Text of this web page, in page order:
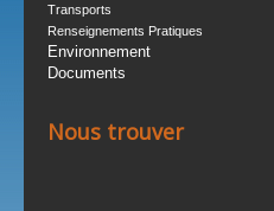
Transports
Renseignements Pratiques
Environnement
Documents
Nous trouver